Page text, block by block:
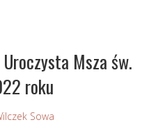
Msza św.
roku
Sowa